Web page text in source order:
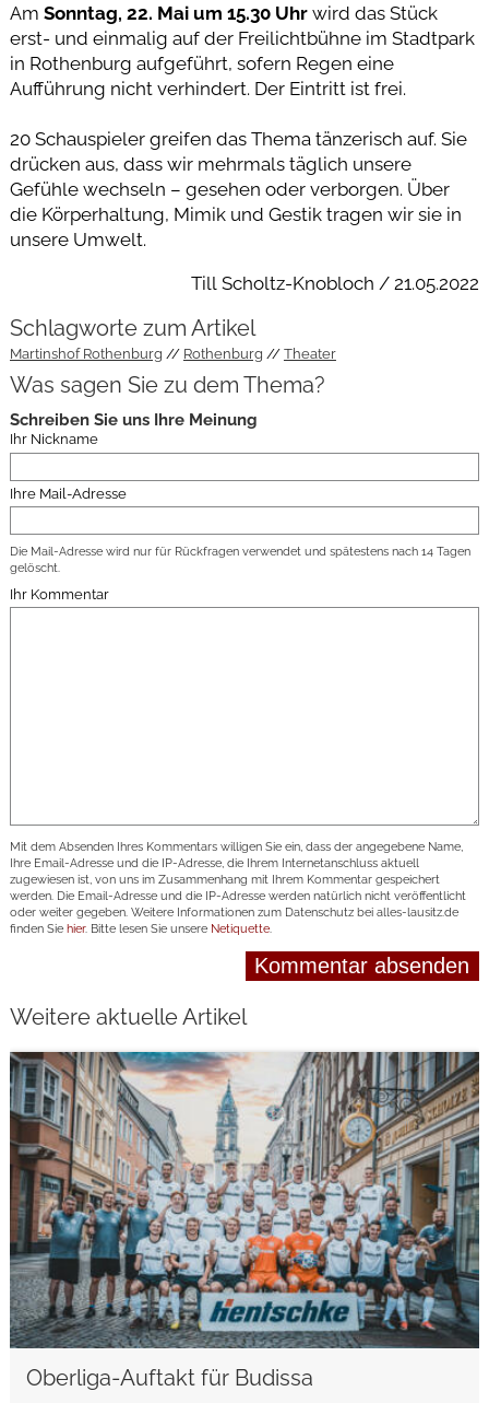
Am Sonntag, 22. Mai um 15.30 Uhr wird das Stück
erst- und einmalig auf der Freilichtbühne im Stadtpark
in Rothenburg aufgeführt, sofern Regen eine
Aufführung nicht verhindert. Der Eintritt ist frei.
20 Schauspieler greifen das Thema tänzerisch auf. Sie
drücken aus, dass wir mehrmals täglich unsere
Gefühle wechseln – gesehen oder verborgen. Über
die Körperhaltung, Mimik und Gestik tragen wir sie in
unsere Umwelt.
Till Scholtz-Knobloch / 21.05.2022
Schlagworte zum Artikel
Martinshof Rothenburg Rothenburg Theater
Was sagen Sie zu dem Thema?
Schreiben Sie uns Ihre Meinung
Ihr Nickname
Ihre Mail-Adresse
Die Mail-Adresse wird nur für Rückfragen verwendet und spätestens nach 14 Tagen
gelöscht.
Ihr Kommentar
Mit dem Absenden Ihres Kommentars willigen Sie ein, dass der angegebene Name,
Ihre Email-Adresse und die IP-Adresse, die Ihrem Internetanschluss aktuell
zugewiesen ist, von uns im Zusammenhang mit Ihrem Kommentar gespeichert
werden. Die Email-Adresse und die IP-Adresse werden natürlich nicht veröffentlicht
oder weiter gegeben. Weitere Informationen zum Datenschutz bei alles-lausitz.de
finden Sie hier. Bitte lesen Sie unsere Netiquette.
Weitere aktuelle Artikel
Oberliga-Auftakt für Budissa
weiterlesen